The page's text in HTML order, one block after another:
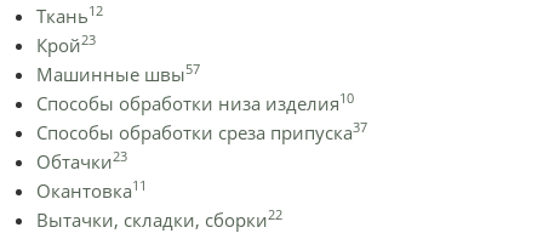
Ткань12
Крой23
Машинные швы57
Способы обработки низа изделия10
Способы обработки среза припуска37
Обтачки23
Окантовка11
Вытачки, складки, сборки22